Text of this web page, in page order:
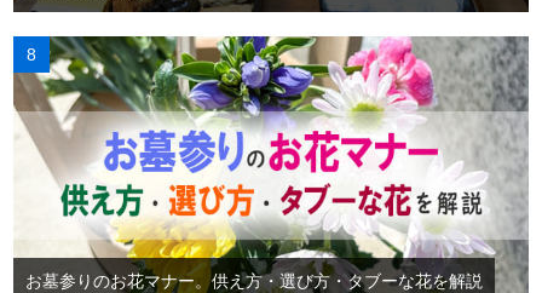
お墓参りのお花マナー。供え方・選び方・タブーな花を解説